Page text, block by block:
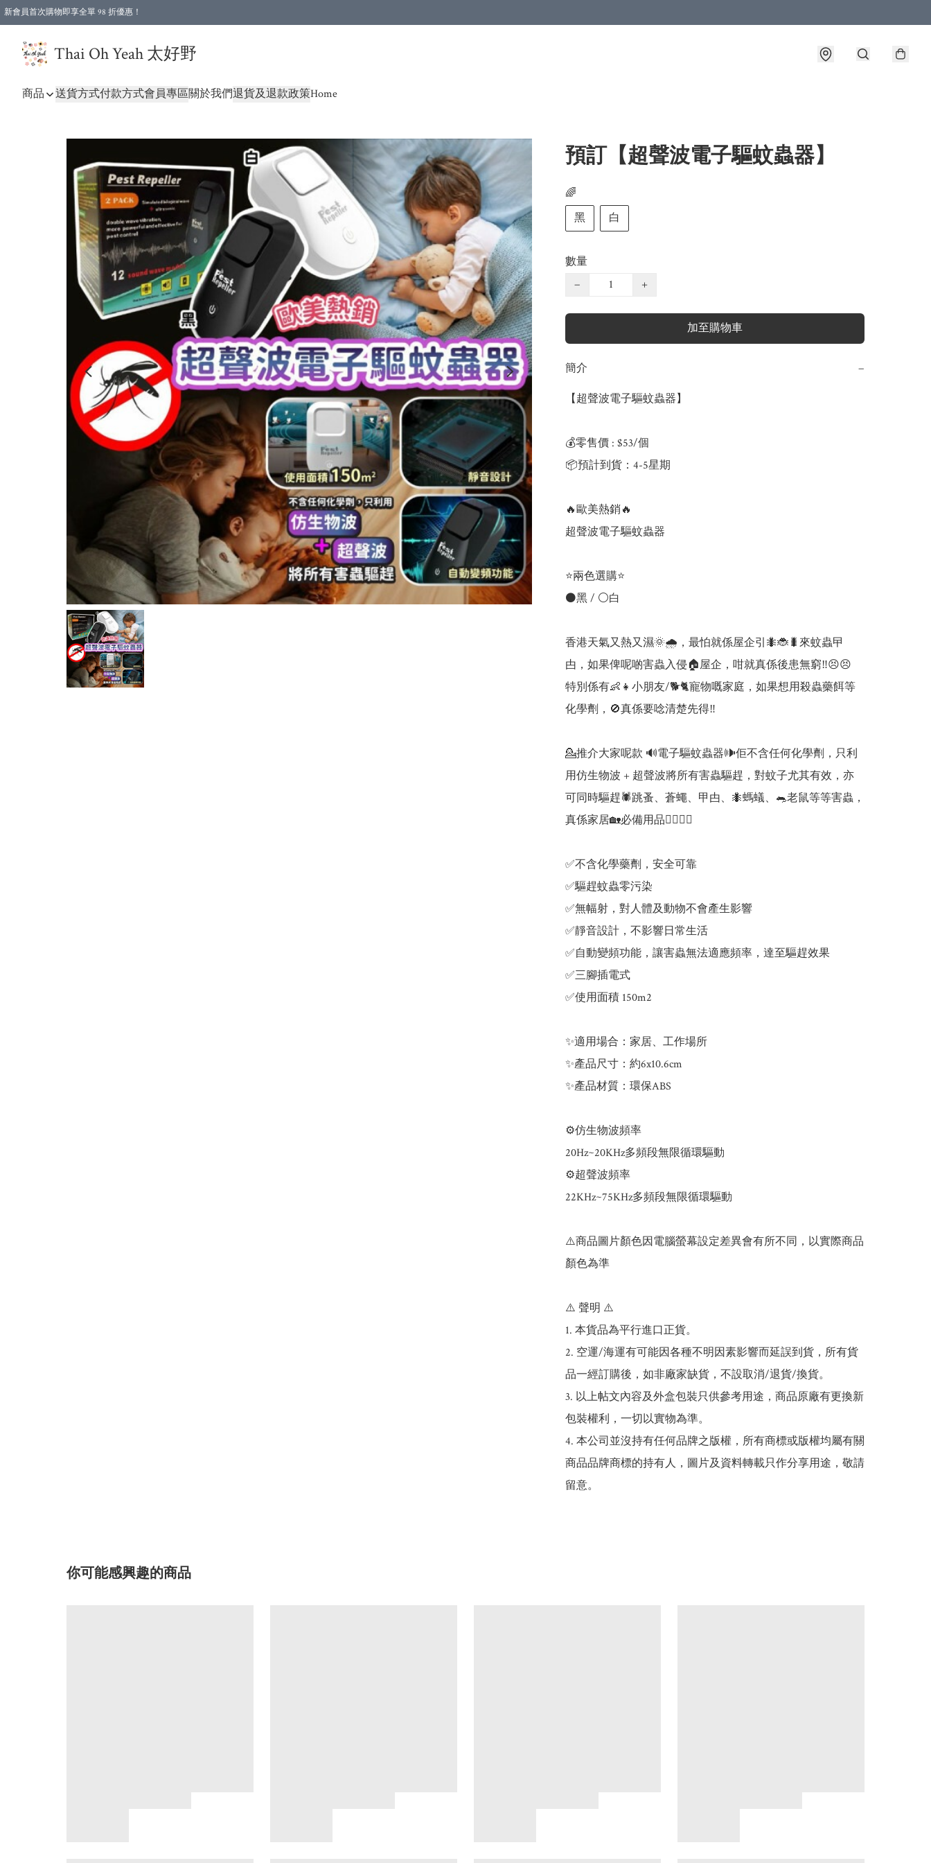
新會員首次購物即享全單 98 折優惠！
Thai Oh Yeah 太好野
商品 送貨方式付款方式會員專區關於我們退貨及退款政策Home
預訂【超聲波電子驅蚊蟲器】
🌈
黑
白
數量
−
+
加至購物車
簡介 −
【超聲波電子驅蚊蟲器】
💰零售價 : $53/個
📦預計到貨：4-5星期
🔥歐美熱銷🔥
超聲波電子驅蚊蟲器
⭐兩色選購⭐
⚫黑 / ⚪白
香港天氣又熱又濕🌞🌧，最怕就係屋企引🐜🐞🐛來蚊蟲曱
甴，如果俾呢啲害蟲入侵🏠屋企，咁就真係後患無窮‼️😣😣
特別係有👶👧小朋友/🐕🐈寵物嘅家庭，如果想用殺蟲藥餌等
化學劑，🚫真係要唸清楚先得‼️
💁推介大家呢款 🔊電子驅蚊蟲器🕪佢不含任何化學劑，只利
用仿生物波 + 超聲波將所有害蟲驅趕，對蚊子尤其有效，亦
可同時驅趕🕷跳蚤、蒼蠅、甲甴、🐜螞蟻、🐀老鼠等等害蟲，
真係家居🏡必備用品👍🏻👍🏻
✅不含化學藥劑，安全可靠
✅驅趕蚊蟲零污染
✅無幅射，對人體及動物不會產生影響
✅靜音設計，不影響日常生活
✅自動變頻功能，讓害蟲無法適應頻率，達至驅趕效果
✅三腳插電式
✅使用面積 150m2
✨適用場合：家居、工作場所
✨產品尺寸：約6x10.6cm
✨產品材質：環保ABS
⚙️仿生物波頻率
20Hz~20KHz多頻段無限循環驅動
⚙️超聲波頻率
22KHz~75KHz多頻段無限循環驅動
⚠️商品圖片顏色因電腦螢幕設定差異會有所不同，以實際商品
顏色為準
⚠️ 聲明 ⚠️
1. 本貨品為平行進口正貨。
2. 空運/海運有可能因各種不明因素影響而延誤到貨，所有貨
品一經訂購後，如非廠家缺貨，不設取消/退貨/換貨。
3. 以上帖文內容及外盒包裝只供參考用途，商品原廠有更換新
包裝權利，一切以實物為準。
4. 本公司並沒持有任何品牌之版權，所有商標或版權均屬有關
商品品牌商標的持有人，圖片及資料轉載只作分享用途，敬請
留意。
你可能感興趣的商品